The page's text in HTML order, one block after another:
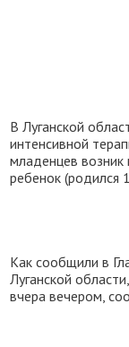
В Луганской
интенсивной
младенцев возник
ребенок (родился
Как сообщили в
Луганской
вчера вечером,